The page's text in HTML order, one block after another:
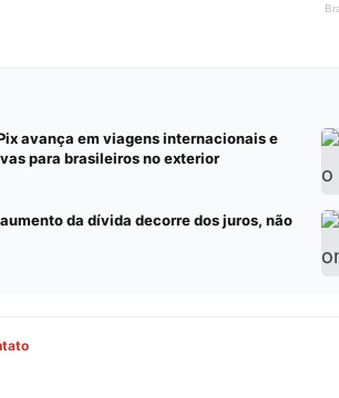
avança em viagens internacionais e
para brasileiros no exterior
da dívida decorre dos juros, não